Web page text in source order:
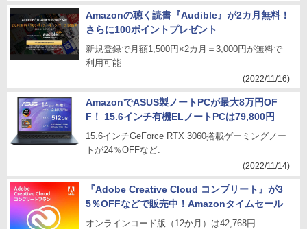
Amazonの聴く読書『Audible』が2カ月無料！
さらに100ポイントプレゼント
新規登録で月額1,500円×2カ月＝3,000円が無料で
利用可能
(2022/11/16)
AmazonでASUS製ノートPCが最大8万円OF
F！ 15.6インチ有機ELノートPCは79,800円
15.6インチGeForce RTX 3060搭載ゲーミングノー
トが24％OFFなど.
(2022/11/14)
『Adobe Creative Cloud コンプリート』が3
5％OFFなどで販売中！Amazonタイムセール
オンラインコード版（12か月）は42,768円